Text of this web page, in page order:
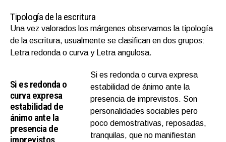
Tipología de la escritura
Una vez valorados los márgenes observamos la tipología
de la escritura, usualmente se clasifican en dos grupos:
Letra redonda o curva y Letra angulosa.
Si es redonda o
curva expresa
estabilidad de
ánimo ante la
presencia de
Si es redonda o curva expresa
estabilidad de ánimo ante la
presencia de imprevistos. Son
personalidades sociables pero
poco demostrativas, reposadas,
tranquilas, que no manifiestan